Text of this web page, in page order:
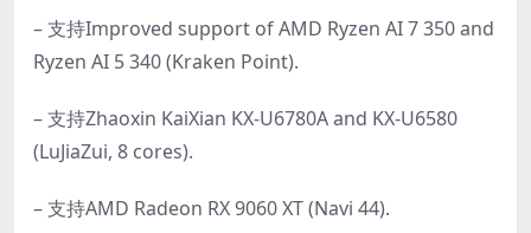
– 支持Improved support of AMD Ryzen AI 7 350 and
Ryzen AI 5 340 (Kraken Point).
– 支持Zhaoxin KaiXian KX-U6780A and KX-U6580
(LuJiaZui, 8 cores).
– 支持AMD Radeon RX 9060 XT (Navi 44).